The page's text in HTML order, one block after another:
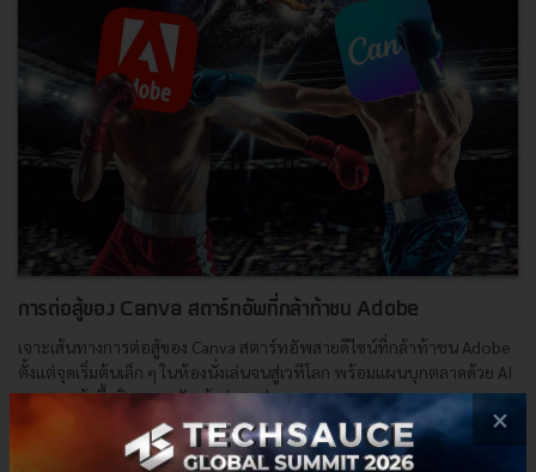
การต่อสู้ของ Canva สตาร์ทอัพที่กล้าท้าชน Adobe
เจาะเส้นทางการต่อสู้ของ Canva สตาร์ทอัพสายดีไซน์ที่กล้าท้าชน Adobe
ตั้งแต่จุดเริ่มต้นเล็ก ๆ ในห้องนั่งเล่นจนสู่เวทีโลก พร้อมแผนบุกตลาดด้วย AI
และการเข้าซื้อกิจการ หวังคว้าส่วนแบ่งจ...
พฤศจิกายน 3, 2024| ByTechsauce Team
×